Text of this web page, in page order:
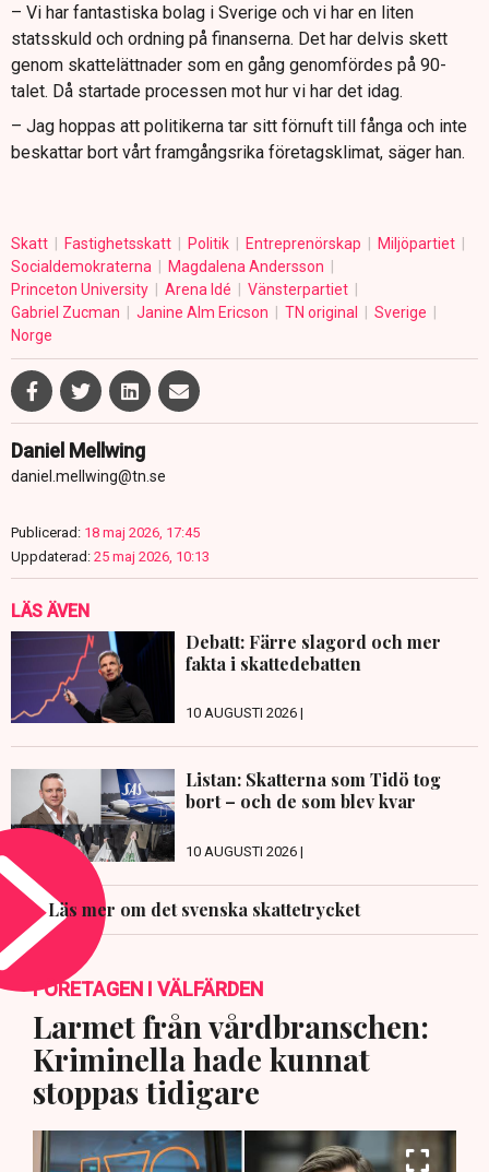
– Vi har fantastiska bolag i Sverige och vi har en liten
statsskuld och ordning på finanserna. Det har delvis skett
genom skattelättnader som en gång genomfördes på 90-
talet. Då startade processen mot hur vi har det idag.
– Jag hoppas att politikerna tar sitt förnuft till fånga och inte
beskattar bort vårt framgångsrika företagsklimat, säger han.
Skatt Fastighetsskatt Politik Entreprenörskap
Miljöpartiet
Socialdemokraterna
Magdalena Andersson
Princeton University
Arena Idé
Vänsterpartiet
Gabriel Zucman
Janine Alm Ericson TN original
Sverige
Norge
Daniel Mellwing
daniel.mellwing@tn.se
Publicerad: 18 maj 2026, 17:45
Uppdaterad: 25 maj 2026, 10:13
LÄS ÄVEN
Debatt: Färre slagord och mer
fakta i skattedebatten
10 AUGUSTI 2026 |
Listan: Skatterna som Tidö tog
bort – och de som blev kvar
10 AUGUSTI 2026 |
Läs mer om det svenska skattetrycket
FÖRETAGEN I VÄLFÄRDEN
Larmet från vårdbranschen:
Kriminella hade kunnat
stoppas tidigare